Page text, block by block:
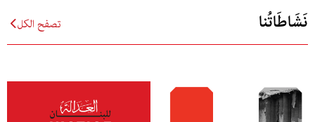
نَشَاطَاتُنا تصفح الكل